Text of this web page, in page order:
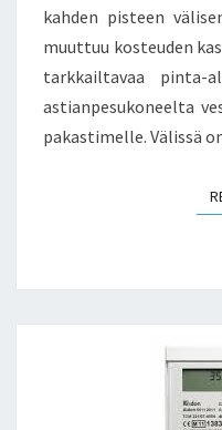
kahden pisteen
muuttuu kosteuden
tarkkailtavaa pinta-
astianpesukoneelta
pakastimelle. Välissä